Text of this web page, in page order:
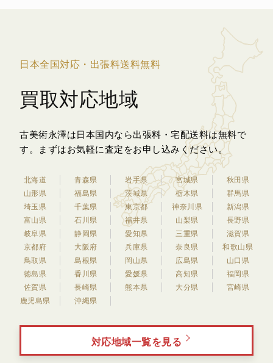
日本全国対応・出張料送料無料
買取対応地域
古美術永澤は日本国内なら出張料・宅配送料は無料で
す。
まずはお気軽に査定をお申し込みください。
北海道 青森県 岩手県 宮城県
秋田県
山形県
福島県 茨城県 栃木県
群馬県
埼玉県
千葉県 東京都 神奈川県
新潟県
富山県
石川県 福井県 山梨県
長野県
岐阜県
静岡県 愛知県 三重県
滋賀県
京都府
大阪府 兵庫県 奈良県
和歌山県
鳥取県
島根県 岡山県 広島県
山口県
徳島県
香川県 愛媛県 高知県
福岡県
佐賀県
長崎県 熊本県 大分県
宮崎県
鹿児島県
沖縄県
対応地域一覧を見る